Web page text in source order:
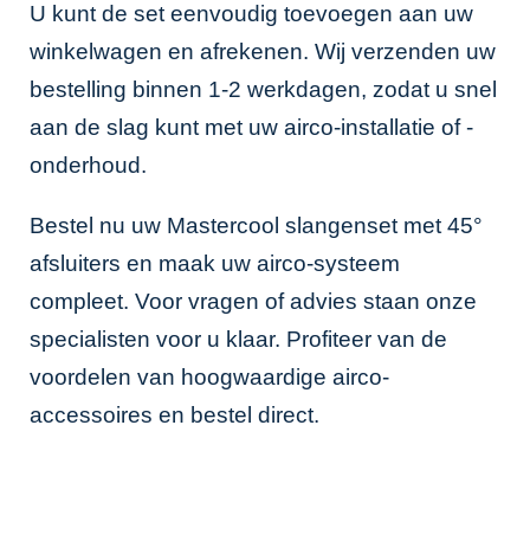
U kunt de set eenvoudig toevoegen aan uw
winkelwagen en afrekenen. Wij verzenden uw
bestelling binnen 1-2 werkdagen, zodat u snel
aan de slag kunt met uw airco-installatie of -
onderhoud.
Bestel nu uw Mastercool slangenset met 45°
afsluiters en maak uw airco-systeem
compleet. Voor vragen of advies staan onze
specialisten voor u klaar. Profiteer van de
voordelen van hoogwaardige airco-
accessoires en bestel direct.